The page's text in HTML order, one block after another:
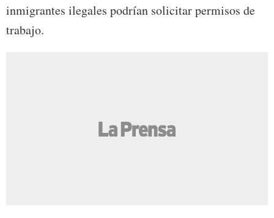
inmigrantes ilegales podrían solicitar permisos de
trabajo.